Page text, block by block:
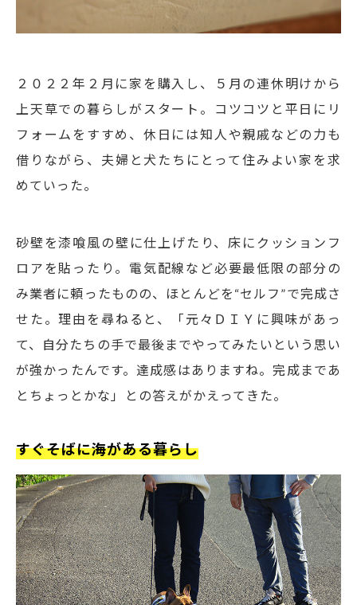
２０２２年２月に家を購入し、５月の連休明けから
上天草での暮らしがスタート。コツコツと平日にリ
フォームをすすめ、休日には知人や親戚などの力も
借りながら、夫婦と犬たちにとって住みよい家を求
めていった。
砂壁を漆喰風の壁に仕上げたり、床にクッションフ
ロアを貼ったり。電気配線など必要最低限の部分の
み業者に頼ったものの、ほとんどを“セルフ”で完成さ
せた。理由を尋ねると、「元々ＤＩＹに興味があっ
て、自分たちの手で最後までやってみたいという思い
が強かったんです。達成感はありますね。完成まであ
とちょっとかな」との答えがかえってきた。
すぐそばに海がある暮らし